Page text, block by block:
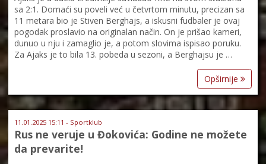
sa 2:1. Domaći su poveli već u četvrtom minutu, precizan sa
11 metara bio je Stiven Berghajs, a iskusni fudbaler je ovaj
pogodak proslavio na originalan način. On je prišao kameri,
dunuo u nju i zamaglio je, a potom slovima ispisao poruku.
Za Ajaks je to bila 13. pobeda u sezoni, a Berghajsu je …
Opširnije
11.01.2025 15:11 - Sportklub
Rus ne veruje u Đokovića: Godine ne možete
da prevarite!